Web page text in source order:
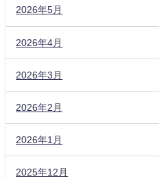
2026年5月
2026年4月
2026年3月
2026年2月
2026年1月
2025年12月